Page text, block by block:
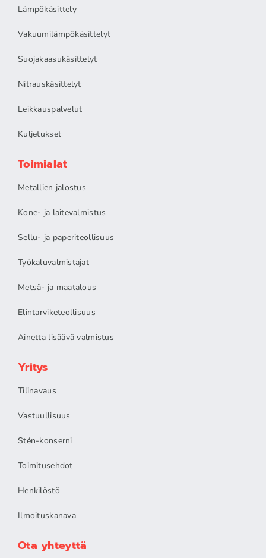
Lämpökäsittely
Vakuumilämpökäsittelyt
Suojakaasukäsittelyt
Nitrauskäsittelyt
Leikkauspalvelut
Kuljetukset
Toimialat
Metallien jalostus
Kone- ja laitevalmistus
Sellu- ja paperiteollisuus
Työkaluvalmistajat
Metsä- ja maatalous
Elintarviketeollisuus
Ainetta lisäävä valmistus
Yritys
Tilinavaus
Vastuullisuus
Stén-konserni
Toimitusehdot
Henkilöstö
Ilmoituskanava
Ota yhteyttä